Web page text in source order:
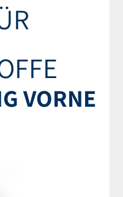
VORNE